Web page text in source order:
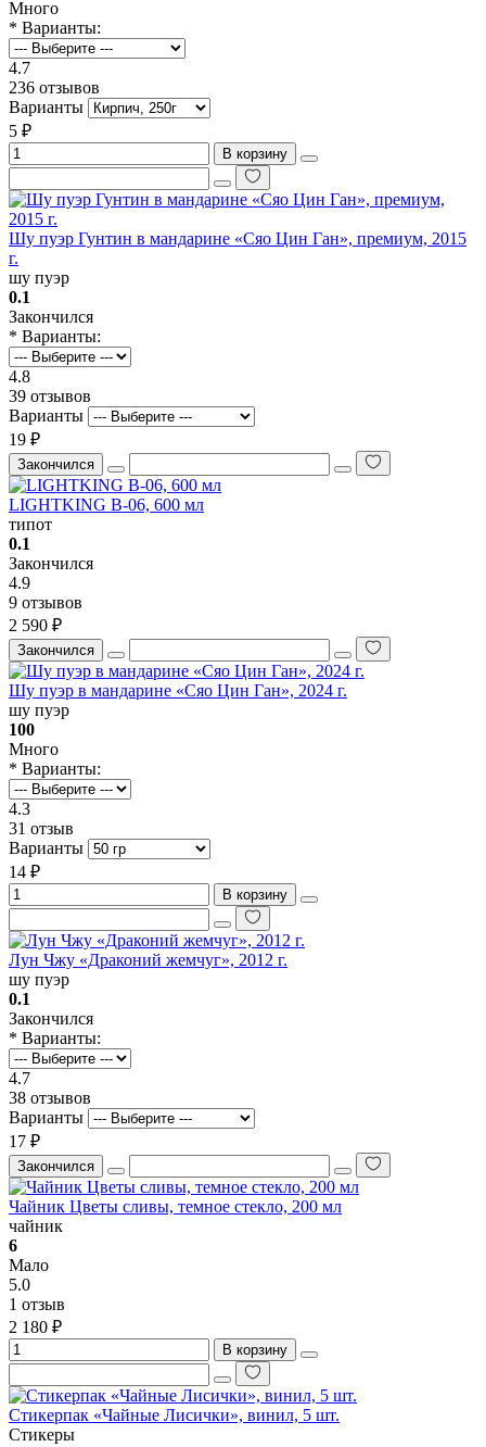
Много
* Варианты:
4.7
236 отзывов
Варианты
5 ₽
В корзину
Шу пуэр Гунтин в мандарине «Сяо Цин Ган», премиум, 2015
г.
шу пуэр
0.1
Закончился
* Варианты:
4.8
39 отзывов
Варианты
19 ₽
Закончился
LIGHTKING B-06, 600 мл
типот
0.1
Закончился
4.9
9 отзывов
2 590 ₽
Закончился
Шу пуэр в мандарине «Сяо Цин Ган», 2024 г.
шу пуэр
100
Много
* Варианты:
4.3
31 отзыв
Варианты
14 ₽
В корзину
Лун Чжу «Драконий жемчуг», 2012 г.
шу пуэр
0.1
Закончился
* Варианты:
4.7
38 отзывов
Варианты
17 ₽
Закончился
Чайник Цветы сливы, темное стекло, 200 мл
чайник
6
Мало
5.0
1 отзыв
2 180 ₽
В корзину
Стикерпак «Чайные Лисички», винил, 5 шт.
Стикеры